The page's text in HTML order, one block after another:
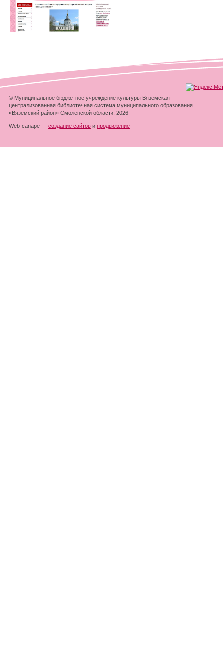
© Муниципальное бюджетное учреждение культуры Вяземская
централизованная библиотечная система муниципального образования
«Вяземский район» Смоленской области, 2026
Web-canape — создание сайтов и продвижение